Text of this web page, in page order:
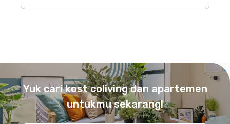
Yuk cari kost coliving dan apartemen
untukmu sekarang!